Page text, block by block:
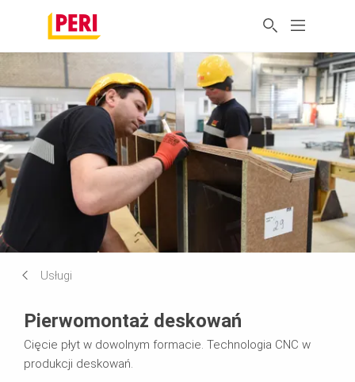
Usługi
Pierwomontaż deskowań
Cięcie płyt w dowolnym formacie. Technologia CNC w
produkcji deskowań.